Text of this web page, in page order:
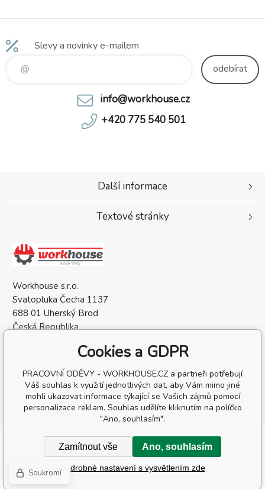
Slevy a novinky e-mailem
odebírat
info@workhouse.cz
+420 775 540 501
Workhouse s.r.o.
Svatopluka Čecha 1137
688 01 Uherský Brod
Česká Republika
DIČ: CZ05568137
Další informace
Textové stránky
Copyright © 2026 Workhouse s.r.o.
Všechna práva vyhrazena.
Eshopyawebové stránkyodBINARGON.cz-Mapa stránek
Cookies a GDPR
PRACOVNÍ ODĚVY - WORKHOUSE.CZ a partneři potřebují
Váš souhlas k využití jednotlivých dat, aby Vám mimo jiné
mohli ukazovat informace týkající se Vašich zájmů pomocí
personalizace reklam. Souhlas udělíte kliknutím na políčko
"Ano, souhlasím".
Zamítnout vše Ano, souhlasím
Podrobné nastavení s vysvětlením zde
Soukromí